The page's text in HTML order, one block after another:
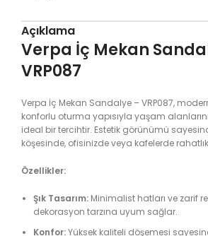
Açıklama
Verpa İç Mekan
VRP087
Verpa İç Mekan Sandalye – VRP087,
konforlu oturma yapısıyla yaşam
ideal bir tercihtir. Estetik görünümü
köşesinde, ofisinizde veya kafelerde
Özellikler:
Şık Tasarım: Minimalist hatları ve zarif
dekorasyon tarzına uyum sağlar.
Konfor:Yüksek kaliteli döşemesi